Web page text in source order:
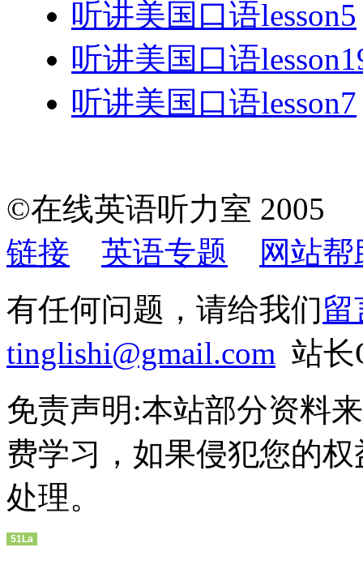
听讲美国口语lesson5
听讲美国口语
听讲美国口语lesson7
©在线英语听力室
链接
英语专题
网站帮
有任何问题，请给我们留
tinglishi@gmail.com 站长
免责声明:本站部分资料
费学习，如果侵犯您的
处理。
51La